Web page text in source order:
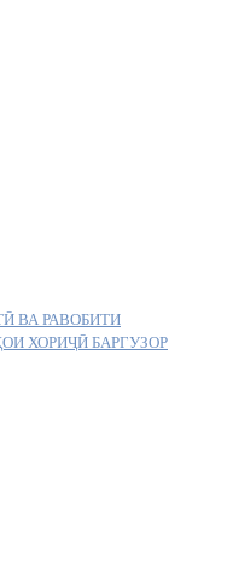
ВА РАВОБИТИ
ХОРИҶӢ БАРГУЗОР